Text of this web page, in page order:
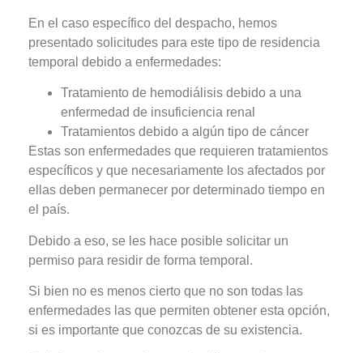
En el caso específico del despacho, hemos
presentado solicitudes para este tipo de residencia
temporal debido a enfermedades:
Tratamiento de hemodiálisis debido a una
enfermedad de insuficiencia renal
Tratamientos debido a algún tipo de cáncer
Estas son enfermedades que requieren tratamientos
específicos y que necesariamente los afectados por
ellas deben permanecer por determinado tiempo en
el país.
Debido a eso, se les hace posible solicitar un
permiso para residir de forma temporal.
Si bien no es menos cierto que no son todas las
enfermedades las que permiten obtener esta opción,
si es importante que conozcas de su existencia.